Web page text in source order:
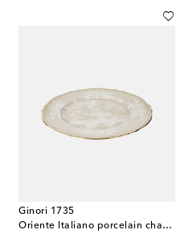
Ginori 1735
Oriente Italiano porcelain charger plate